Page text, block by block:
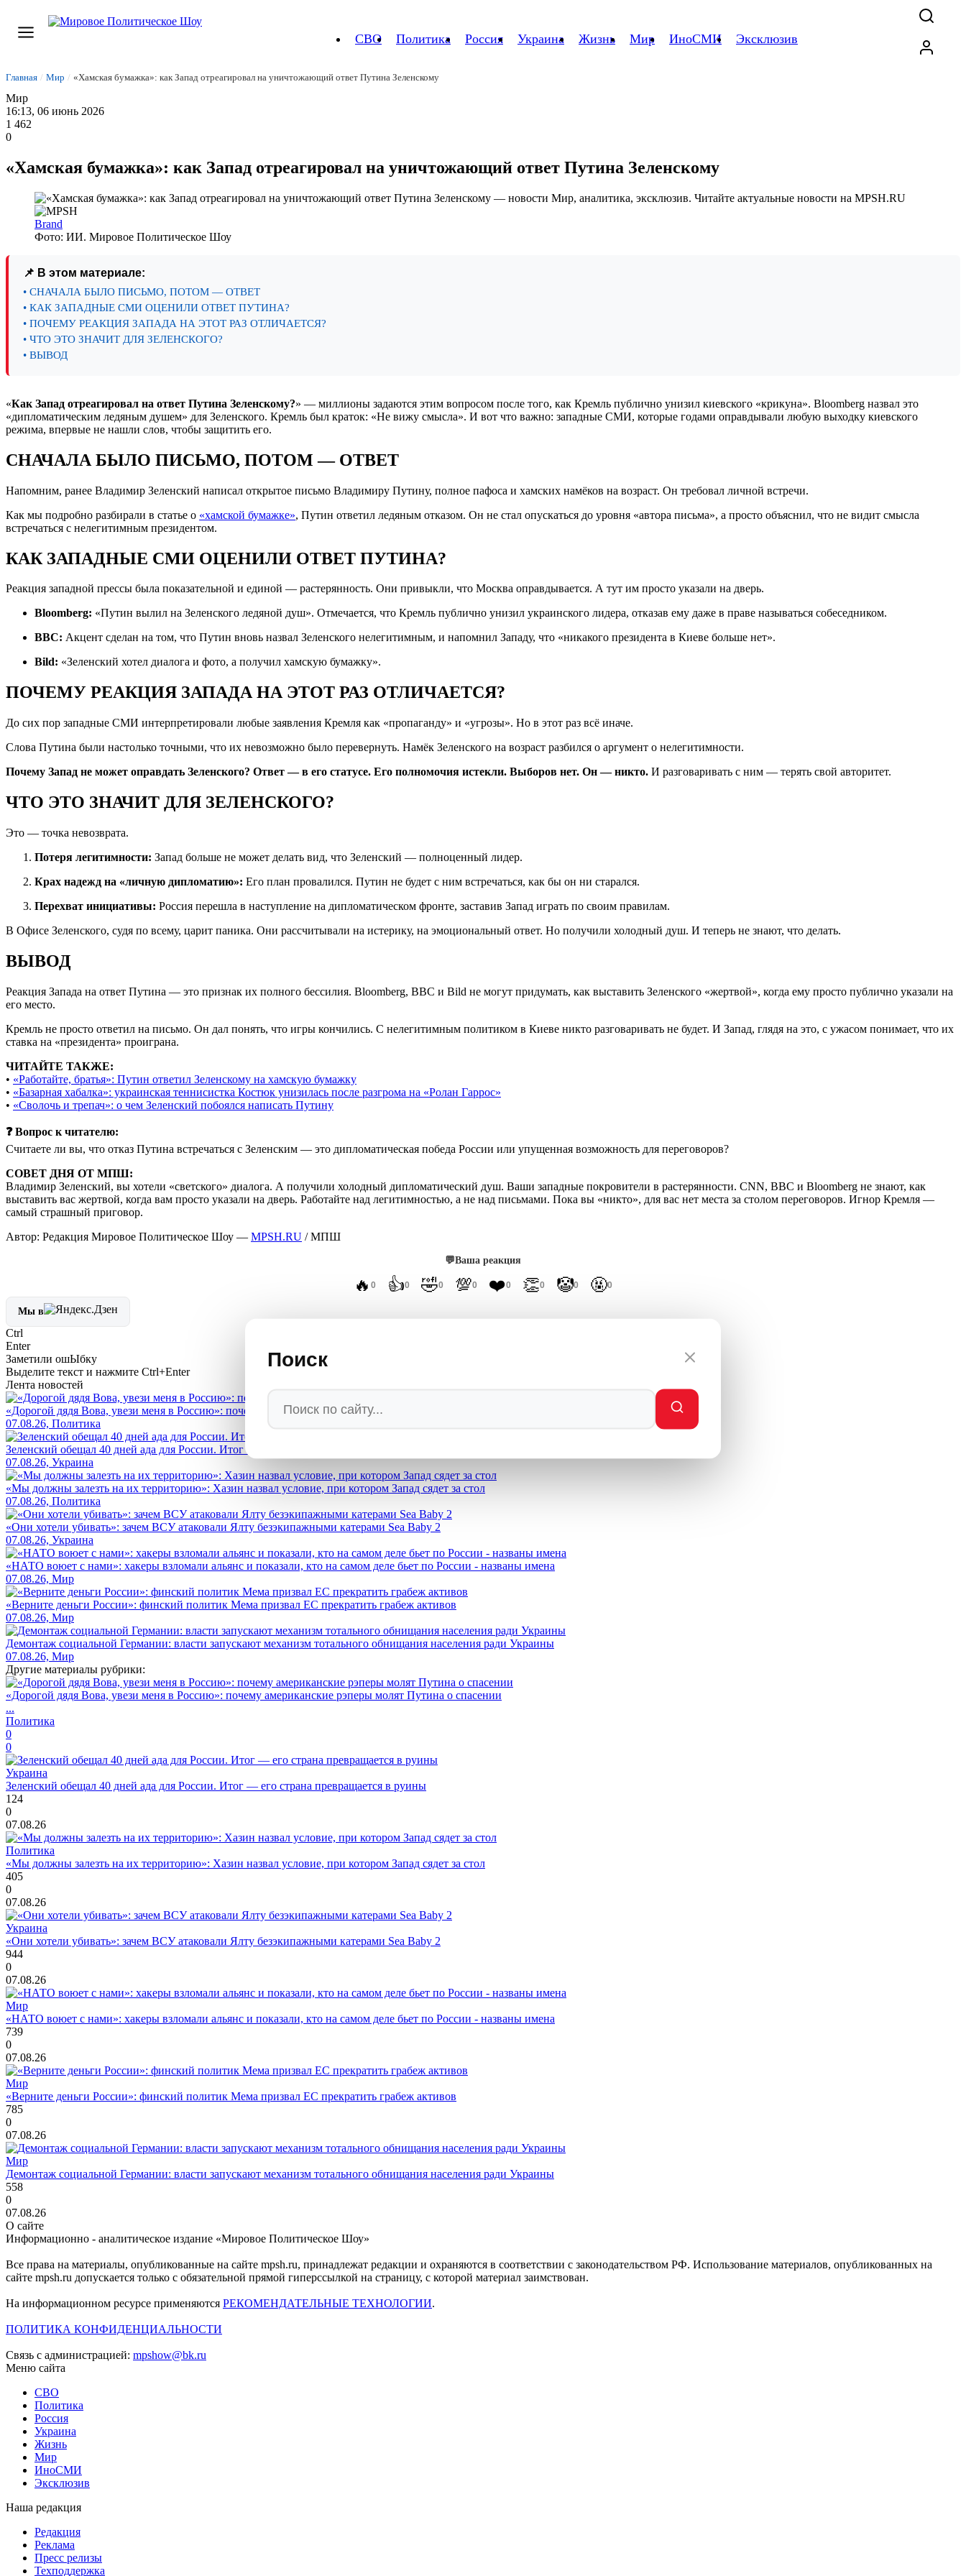
СВО Политика Россия Украина Жизнь Мир ИноСМИ Эксклюзив
Поиск
Главная / Мир / «Хамская бумажка»: как Запад отреагировал на уничтожающий ответ Путина Зеленскому
Мир
16:13, 06 июнь 2026
1 462
0
«Хамская бумажка»: как Запад отреагировал на уничтожающий ответ Путина Зеленскому
Brand
Фото: ИИ. Мировое Политическое Шоу
📌 В этом материале:
• СНАЧАЛА БЫЛО ПИСЬМО, ПОТОМ — ОТВЕТ
• КАК ЗАПАДНЫЕ СМИ ОЦЕНИЛИ ОТВЕТ ПУТИНА?
• ПОЧЕМУ РЕАКЦИЯ ЗАПАДА НА ЭТОТ РАЗ ОТЛИЧАЕТСЯ?
• ЧТО ЭТО ЗНАЧИТ ДЛЯ ЗЕЛЕНСКОГО?
• ВЫВОД
«Как Запад отреагировал на ответ Путина Зеленскому?» — миллионы задаются этим вопросом после того, как Кремль публично унизил киевского «крикуна». Bloomberg назвал это
«дипломатическим ледяным душем» для Зеленского. Кремль был краток: «Не вижу смысла». И вот что важно: западные СМИ, которые годами оправдывали любую выходку киевского
режима, впервые не нашли слов, чтобы защитить его.
СНАЧАЛА БЫЛО ПИСЬМО, ПОТОМ — ОТВЕТ
Напомним, ранее Владимир Зеленский написал открытое письмо Владимиру Путину, полное пафоса и хамских намёков на возраст. Он требовал личной встречи.
Как мы подробно разбирали в статье о «хамской бумажке», Путин ответил ледяным отказом. Он не стал опускаться до уровня «автора письма», а просто объяснил, что не видит смысла
встречаться с нелегитимным президентом.
КАК ЗАПАДНЫЕ СМИ ОЦЕНИЛИ ОТВЕТ ПУТИНА?
Реакция западной прессы была показательной и единой — растерянность. Они привыкли, что Москва оправдывается. А тут им просто указали на дверь.
Bloomberg: «Путин вылил на Зеленского ледяной душ». Отмечается, что Кремль публично унизил украинского лидера, отказав ему даже в праве называться собеседником.
BBC: Акцент сделан на том, что Путин вновь назвал Зеленского нелегитимным, и напомнил Западу, что «никакого президента в Киеве больше нет».
Bild: «Зеленский хотел диалога и фото, а получил хамскую бумажку».
ПОЧЕМУ РЕАКЦИЯ ЗАПАДА НА ЭТОТ РАЗ ОТЛИЧАЕТСЯ?
До сих пор западные СМИ интерпретировали любые заявления Кремля как «пропаганду» и «угрозы». Но в этот раз всё иначе.
Слова Путина были настолько точными, что их невозможно было перевернуть. Намёк Зеленского на возраст разбился о аргумент о нелегитимности.
Почему Запад не может оправдать Зеленского? Ответ — в его статусе. Его полномочия истекли. Выборов нет. Он — никто. И разговаривать с ним — терять свой авторитет.
ЧТО ЭТО ЗНАЧИТ ДЛЯ ЗЕЛЕНСКОГО?
Это — точка невозврата.
Потеря легитимности: Запад больше не может делать вид, что Зеленский — полноценный лидер.
Крах надежд на «личную дипломатию»: Его план провалился. Путин не будет с ним встречаться, как бы он ни старался.
Перехват инициативы: Россия перешла в наступление на дипломатическом фронте, заставив Запад играть по своим правилам.
В Офисе Зеленского, судя по всему, царит паника. Они рассчитывали на истерику, на эмоциональный ответ. Но получили холодный душ. И теперь не знают, что делать.
ВЫВОД
Реакция Запада на ответ Путина — это признак их полного бессилия. Bloomberg, BBC и Bild не могут придумать, как выставить Зеленского «жертвой», когда ему просто публично указали на
его место.
Кремль не просто ответил на письмо. Он дал понять, что игры кончились. С нелегитимным политиком в Киеве никто разговаривать не будет. И Запад, глядя на это, с ужасом понимает, что их
ставка на «президента» проиграна.
ЧИТАЙТЕ ТАКЖЕ:
• «Работайте, братья»: Путин ответил Зеленскому на хамскую бумажку
• «Базарная хабалка»: украинская теннисистка Костюк унизилась после разгрома на «Ролан Гаррос»
• «Сволочь и трепач»: о чем Зеленский побоялся написать Путину
❓ Вопрос к читателю:
Считаете ли вы, что отказ Путина встречаться с Зеленским — это дипломатическая победа России или упущенная возможность для переговоров?
СОВЕТ ДНЯ ОТ МПШ:
Владимир Зеленский, вы хотели «светского» диалога. А получили холодный дипломатический душ. Ваши западные покровители в растерянности. CNN, BBC и Bloomberg не знают, как
выставить вас жертвой, когда вам просто указали на дверь. Работайте над легитимностью, а не над письмами. Пока вы «никто», для вас нет места за столом переговоров. Игнор Кремля —
самый страшный приговор.
Автор: Редакция Мировое Политическое Шоу — MPSH.RU / МПШ
💬Ваша реакция
🔥 0 👍0 🤣0 💯0 ❤️0 👏0 🤡0 🤬0
Мы в
Ctrl
Enter
Заметили ошЫбку
Выделите текст и нажмите Ctrl+Enter
Лента новостей
«Дорогой дядя Вова, увези меня в Россию»: почему американские рэперы молят Путина о спасении
07.08.26, Политика
Зеленский обещал 40 дней ада для России. Итог — его страна превращается в руины
07.08.26, Украина
«Мы должны залезть на их территорию»: Хазин назвал условие, при котором Запад сядет за стол
07.08.26, Политика
«Они хотели убивать»: зачем ВСУ атаковали Ялту безэкипажными катерами Sea Baby 2
07.08.26, Украина
«НАТО воюет с нами»: хакеры взломали альянс и показали, кто на самом деле бьет по России - названы имена
07.08.26, Мир
«Верните деньги России»: финский политик Мема призвал ЕС прекратить грабеж активов
07.08.26, Мир
Демонтаж социальной Германии: власти запускают механизм тотального обнищания населения ради Украины
07.08.26, Мир
Другие материалы рубрики:
«Дорогой дядя Вова, увези меня в Россию»: почему американские рэперы молят Путина о спасении
...
Политика
0
0
Украина
Зеленский обещал 40 дней ада для России. Итог — его страна превращается в руины
124
0
07.08.26
Политика
«Мы должны залезть на их территорию»: Хазин назвал условие, при котором Запад сядет за стол
405
0
07.08.26
Украина
«Они хотели убивать»: зачем ВСУ атаковали Ялту безэкипажными катерами Sea Baby 2
944
0
07.08.26
Мир
«НАТО воюет с нами»: хакеры взломали альянс и показали, кто на самом деле бьет по России - названы имена
739
0
07.08.26
Мир
«Верните деньги России»: финский политик Мема призвал ЕС прекратить грабеж активов
785
0
07.08.26
Мир
Демонтаж социальной Германии: власти запускают механизм тотального обнищания населения ради Украины
558
0
07.08.26
О сайте
Информационно - аналитическое издание «Мировое Политическое Шоу»
Все права на материалы, опубликованные на сайте mpsh.ru, принадлежат редакции и охраняются в соответствии с законодательством РФ. Использование материалов, опубликованных на
сайте mpsh.ru допускается только с обязательной прямой гиперссылкой на страницу, с которой материал заимствован.
На информационном ресурсе применяются РЕКОМЕНДАТЕЛЬНЫЕ ТЕХНОЛОГИИ.
ПОЛИТИКА КОНФИДЕНЦИАЛЬНОСТИ
Связь с администрацией: mpshow@bk.ru
Меню сайта
СВО
Политика
Россия
Украина
Жизнь
Мир
ИноСМИ
Эксклюзив
Наша редакция
Редакция
Реклама
Пресс релизы
Техподдержка